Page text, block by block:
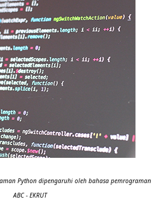
Python dipengaruhi oleh bahasa pemrograman
ABC - EKRUT